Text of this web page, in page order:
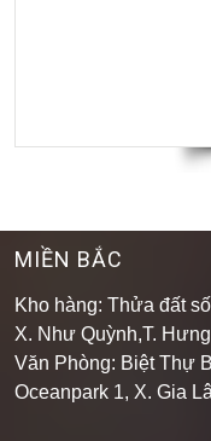
MIỀN BẮC
Kho hàng: Thửa đất
X. Như Quỳnh,T.
Văn Phòng: Biệt Thự
Oceanpark 1, X. Gia